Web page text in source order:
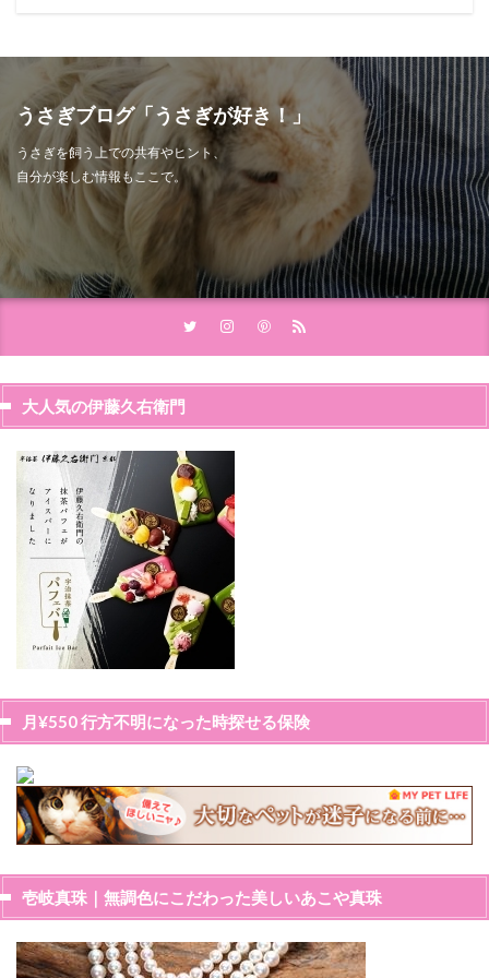
うさぎブログ「うさぎが好き！」
うさぎを飼う上での共有やヒント、
自分が楽しむ情報もここで。
大人気の伊藤久右衛門
月¥550 行方不明になった時探せる保険
壱岐真珠｜無調色にこだわった美しいあこや真珠